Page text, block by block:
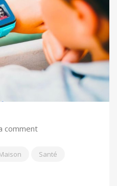
comment
Santé